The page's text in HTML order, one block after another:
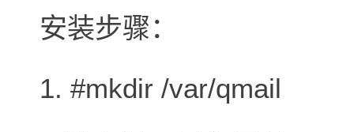
安装步骤：
1. #mkdir /var/qmail